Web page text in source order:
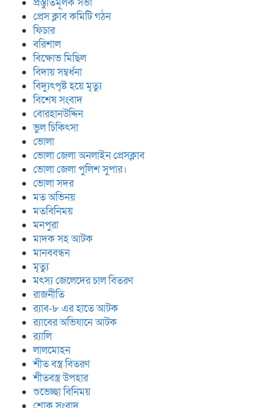
প্রস্তুতিমূলক সভা
প্রেস ক্লাব কমিটি গঠন
ফিচার
বরিশাল
বিক্ষোভ মিছিল
বিদায় সম্বর্ধনা
বিদ্যুৎপৃষ্ট হয়ে মৃত্যু
বিশেষ সংবাদ
বোরহানউদ্দিন
ভুল চিকিৎসা
ভোলা
ভোলা জেলা অনলাইন প্রেসক্লাব
ভোলা জেলা পুলিশ সুপার।
ভোলা সদর
মত অভিনয়
মতবিনিময়
মনপুরা
মাদক সহ আটক
মানববন্ধন
মৃত্যু
মৎস্য জেলেদের চাল বিতরণ
রাজনীতি
র‍্যাব-৮ এর হাতে আটক
র‍্যাবের অভিযানে আটক
র‍্যালি
লালমোহন
শীত বস্ত্র বিতরণ
শীতবস্ত্র উপহার
শুভেচ্ছা বিনিময়